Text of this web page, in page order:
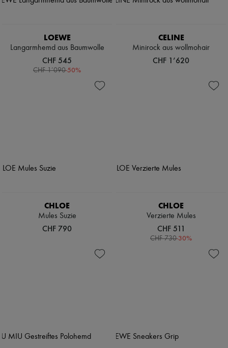
LOEWE
Langarmhemd aus Baumwolle
CHF 545
CHF 1’090-50%
CELINE
Minirock aus wollmohair
CHF 1’620
CHLOE
Mules Suzie
CHF 790
CHLOE
Verzierte Mules
CHF 511
CHF 730-30%